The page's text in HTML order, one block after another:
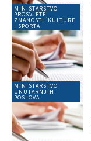
MINISTARSTVO
PROSVJETE,
ZNANOSTI, KULTURE
I SPORTA
MINISTARSTVO
UNUTARNJIH
POSLOVA